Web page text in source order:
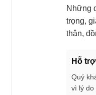
Những
trọng,
thân,
Hỗ
Quý
vì lý do